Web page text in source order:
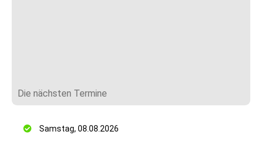
Die nächsten Termine
Samstag, 08.08.2026